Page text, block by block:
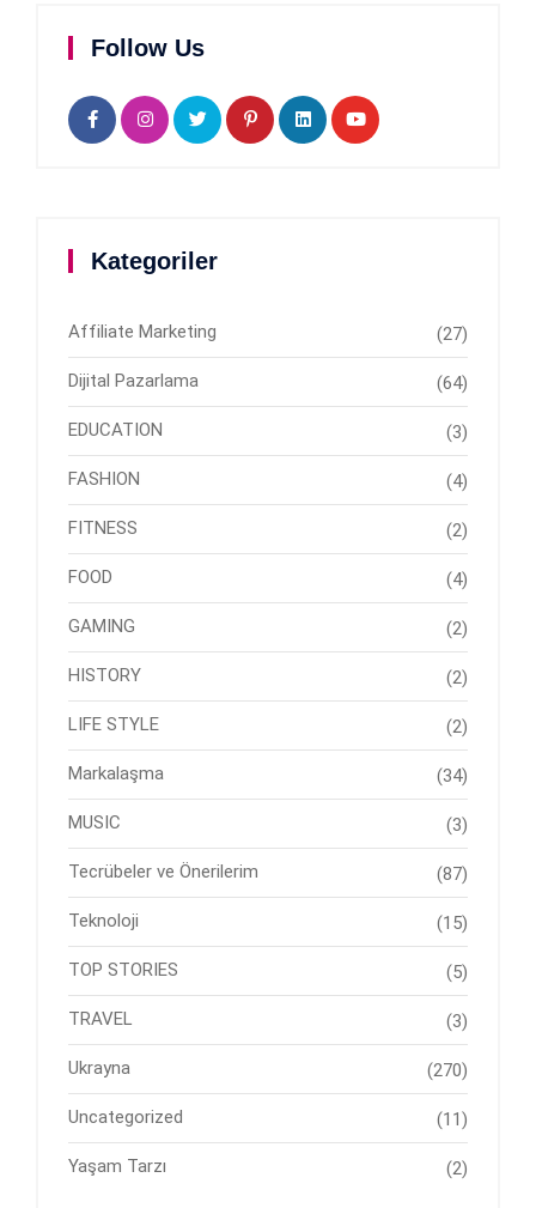
Follow Us
Kategoriler
Affiliate Marketing (27)
Dijital Pazarlama (64)
EDUCATION (3)
FASHION (4)
FITNESS (2)
FOOD (4)
GAMING (2)
HISTORY (2)
LIFE STYLE (2)
Markalaşma (34)
MUSIC (3)
Tecrübeler ve Önerilerim (87)
Teknoloji (15)
TOP STORIES (5)
TRAVEL (3)
Ukrayna (270)
Uncategorized (11)
Yaşam Tarzı (2)